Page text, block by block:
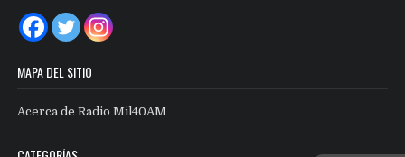
MAPA DEL SITIO
Acerca de Radio Mil40AM